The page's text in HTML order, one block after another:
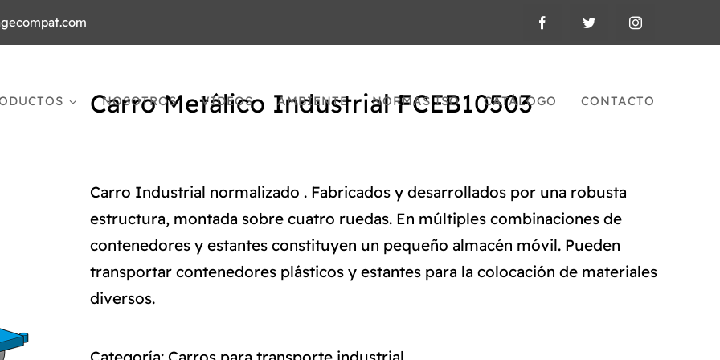
NOSOTROS VIDEOS AMBIENTE NORMAS ISO CATÁLOGO CONTACTO
Carro Metálico Industrial FCEB10503
Carro Industrial normalizado . Fabricados y desarrollados por una robusta
estructura, montada sobre cuatro ruedas. En múltiples combinaciones de
contenedores y estantes constituyen un pequeño almacén móvil. Pueden
transportar contenedores plásticos y estantes para la colocación de materiales
diversos.